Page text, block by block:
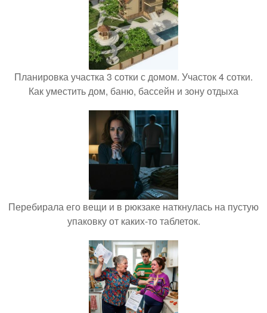
Планировка участка 3 сотки с домом. Участок 4 сотки.
Как уместить дом, баню, бассейн и зону отдыха
Перебирала его вещи и в рюкзаке наткнулась на пустую
упаковку от каких-то таблеток.